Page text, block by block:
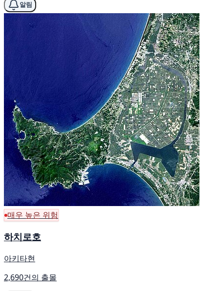
알림
매우 높은 위험
하치로호
아키타현
2,690건의 출몰